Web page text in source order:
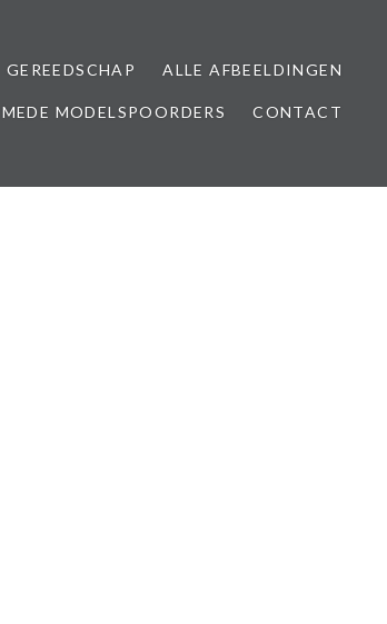
GEREEDSCHAP ALLE AFBEELDINGEN
MEDE MODELSPOORDERS CONTACT